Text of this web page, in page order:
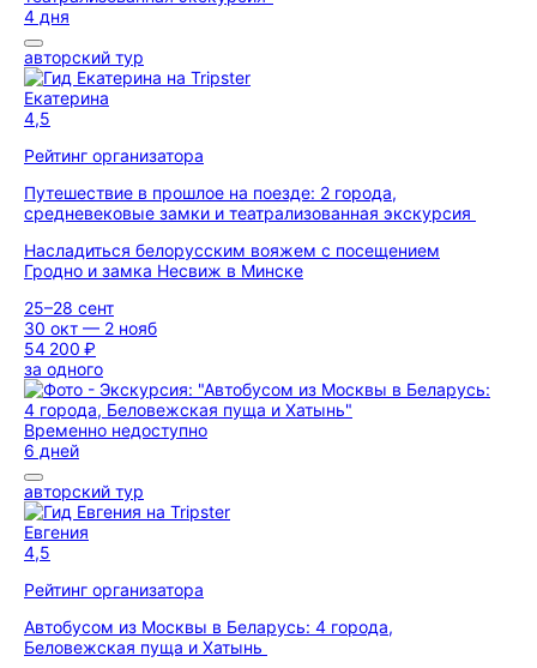
4 дня
авторский тур
Екатерина
4,5
Рейтинг организатора
Путешествие в прошлое на поезде: 2 города,
средневековые замки и театрализованная экскурсия
Насладиться белорусским вояжем с посещением
Гродно и замка Несвиж в Минске
25–28 сент
30 окт — 2 нояб
54 200 ₽
за одного
Временно недоступно
6 дней
авторский тур
Евгения
4,5
Рейтинг организатора
Автобусом из Москвы в Беларусь: 4 города,
Беловежская пуща и Хатынь